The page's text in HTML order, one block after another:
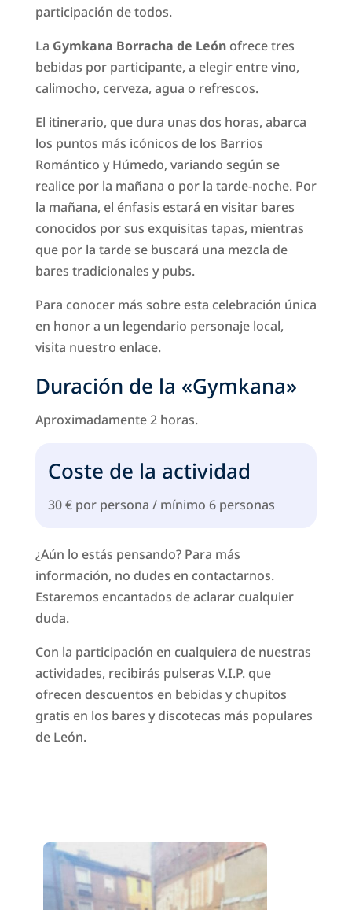
participación de todos.
La Gymkana Borracha de Leónofrece tres
bebidas por participante, a elegir entre vino,
calimocho, cerveza, agua o refrescos.
El itinerario, que dura unas dos horas, abarca
los puntos más icónicos de los Barrios
Romántico y Húmedo, variando según se
realice por la mañana o por la tarde-noche. Por
la mañana, el énfasis estará en visitar bares
conocidos por sus exquisitas tapas, mientras
que por la tarde se buscará una mezcla de
bares tradicionales y pubs.
Para conocer más sobre esta celebración única
en honor a un legendario personaje local,
visita nuestro enlace.
Duración de la «Gymkana»
Aproximadamente 2 horas.
Coste de la actividad
30 € por persona / mínimo 6 personas
¿Aún lo estás pensando? Para más
información, no dudes en contactarnos.
Estaremos encantados de aclarar cualquier
duda.
Con la participación en cualquiera de nuestras
actividades, recibirás pulseras V.I.P. que
ofrecen descuentos en bebidas y chupitos
gratis en los bares y discotecas más populares
de León.